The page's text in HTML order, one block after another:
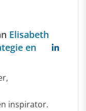
Elisabeth
en
inspirator.